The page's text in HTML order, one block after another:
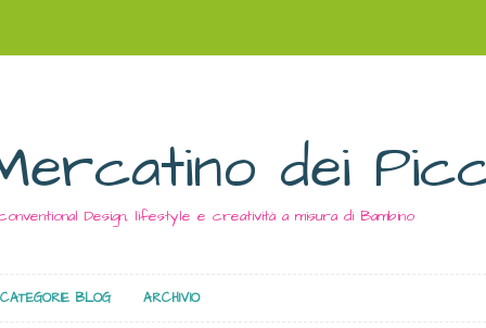
dei
Design, lifestyle e creatività a misura di Bambino
CATEGORIE BLOG ARCHIVIO